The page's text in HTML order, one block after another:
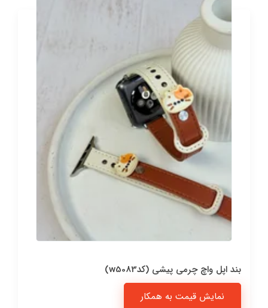
بند اپل واچ چرمی پیشی (کدw5083)
نمایش قیمت به همکار